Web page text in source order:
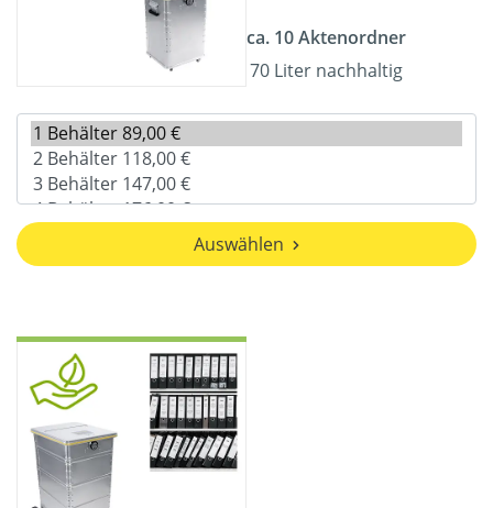
ca. 10 Aktenordner
70 Liter nachhaltig
Auswählen